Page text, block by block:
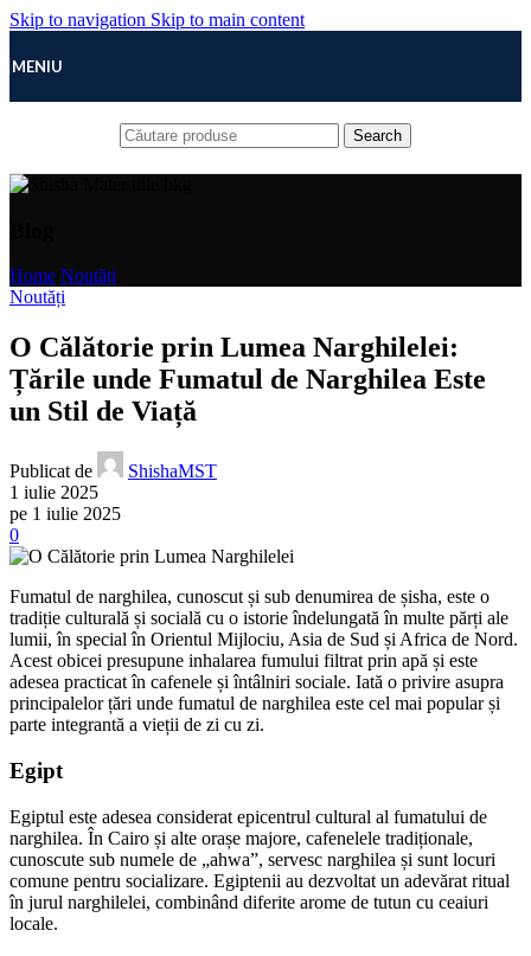
Skip to navigation Skip to main content
MENIU
Search
Home Noutăți
Noutăți
O Călătorie prin Lumea Narghilelei:
Țările unde Fumatul de Narghilea Este
un Stil de Viață
Publicat de
ShishaMST
1 iulie 2025
pe 1 iulie 2025
0
Fumatul de narghilea, cunoscut și sub denumirea de șisha, este o
tradiție culturală și socială cu o istorie îndelungată în multe părți ale
lumii, în special în Orientul Mijlociu, Asia de Sud și Africa de Nord.
Acest obicei presupune inhalarea fumului filtrat prin apă și este
adesea practicat în cafenele și întâlniri sociale. Iată o privire asupra
principalelor țări unde fumatul de narghilea este cel mai popular și
parte integrantă a vieții de zi cu zi.
Egipt
Egiptul este adesea considerat epicentrul cultural al fumatului de
narghilea. În Cairo și alte orașe majore, cafenelele tradiționale,
cunoscute sub numele de „ahwa”, servesc narghilea și sunt locuri
comune pentru socializare. Egiptenii au dezvoltat un adevărat ritual
în jurul narghilelei, combinând diferite arome de tutun cu ceaiuri
locale.